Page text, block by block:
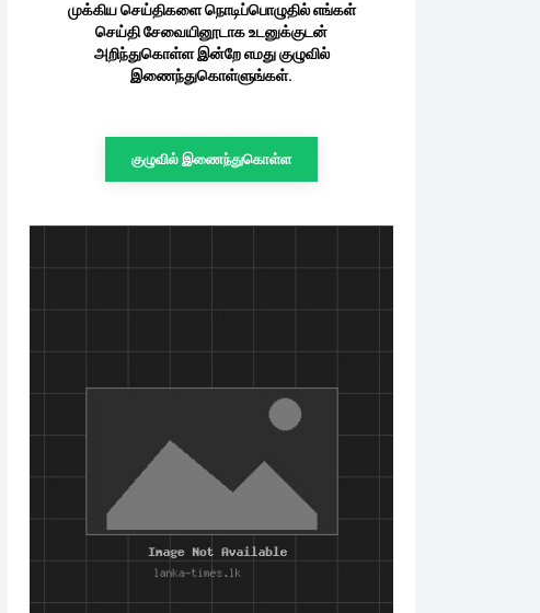
முக்கிய செய்திகளை நொடிப்பொழுதில் எங்கள்
செய்தி சேவையினூடாக உடனுக்குடன்
அறிந்துகொள்ள இன்றே எமது குழுவில்
இணைந்துகொள்ளுங்கள்.
குழுவில் இணைந்துகொள்ள